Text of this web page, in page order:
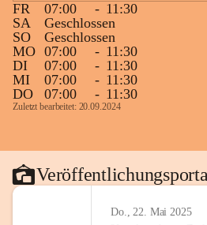
FR
07:00 - 11:30
SA
Geschlossen
SO
Geschlossen
MO 07:00 - 11:30
DI
07:00 - 11:30
MI
07:00 - 11:30
DO
07:00 - 11:30
Zuletzt bearbeitet: 20.09.2024
Do., 22. Mai 2025